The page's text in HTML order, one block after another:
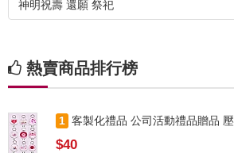
神明祝壽 還願 祭祀
熱賣商品排行榜
1 客製化禮品 公司活動禮品贈品 壓
$40